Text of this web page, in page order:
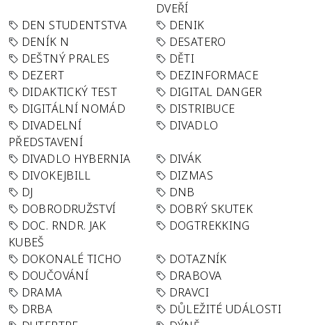
DVEŘÍ
DEN STUDENTSTVA
DENIK
DENÍK N
DESATERO
DEŠTNÝ PRALES
DĚTI
DEZERT
DEZINFORMACE
DIDAKTICKÝ TEST
DIGITAL DANGER
DIGITÁLNÍ NOMÁD
DISTRIBUCE
DIVADELNÍ
PŘEDSTAVENÍ
DIVADLO
DIVADLO HYBERNIA
DIVÁK
DIVOKEJBILL
DIZMAS
DJ
DNB
DOBRODRUŽSTVÍ
DOBRÝ SKUTEK
DOC. RNDR. JAK
KUBEŠ
DOGTREKKING
DOKONALÉ TICHO
DOTAZNÍK
DOUČOVÁNÍ
DRABOVA
DRAMA
DRAVCI
DRBA
DŮLEŽITÉ UDÁLOSTI